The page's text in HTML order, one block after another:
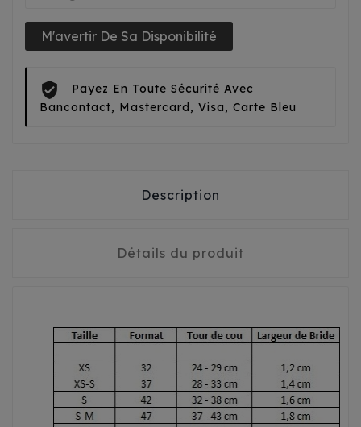
M'avertir De Sa Disponibilité
Payez En Toute Sécurité Avec
Bancontact, Mastercard, Visa, Carte Bleu
Description
Détails du produit